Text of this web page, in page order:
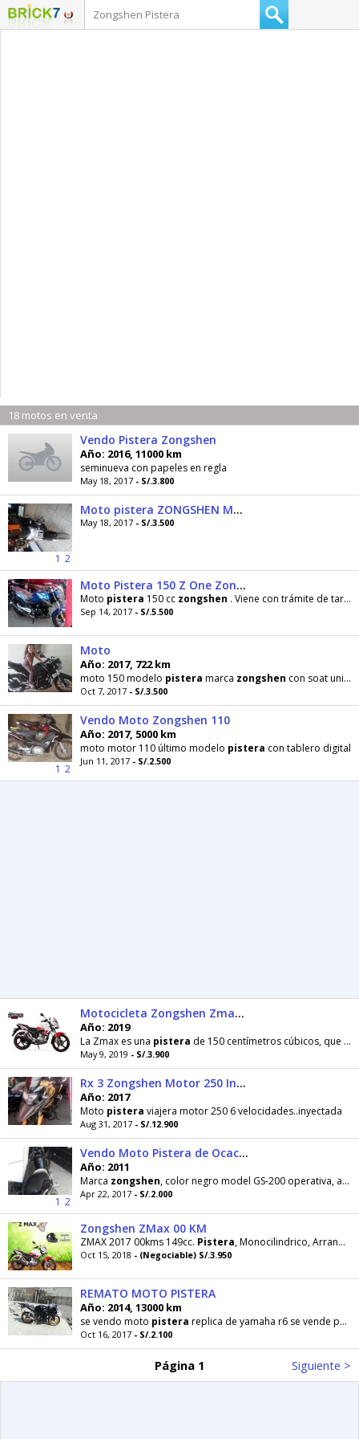
18 motos en venta
Vendo Pistera Zongshen
Año: 2016, 11000 km
seminueva con papeles en regla
May 18, 2017 - S/.3.800
1 2
Moto pistera ZONGSHEN MODELO Z-ONE
May 18, 2017 - S/.3.500
Moto Pistera 150 Z One Zongshen
Moto pistera 150 cc zongshen . Viene con trámite de tarjeta y placa un casco certificado .1 año
Sep 14, 2017 - S/.5.500
Moto
Año: 2017, 722 km
moto 150 modelo pistera marca zongshen con soat unico dueño
Oct 7, 2017 - S/.3.500
1 2
Vendo Moto Zongshen 110
Año: 2017, 5000 km
moto motor 110 último modelo pistera con tablero digital
Jun 11, 2017 - S/.2.500
Motocicleta Zongshen Zmax Moriwoki
Año: 2019
La Zmax es una pistera de 150 centímetros cúbicos, que gracias su compacto chasis y sus 13 caballos
May 9, 2019 - S/.3.900
Rx 3 Zongshen Motor 250 Inyectada
Año: 2017
Moto pistera viajera motor 250 6 velocidades..inyectada
Aug 31, 2017 - S/.12.900
1 2
Vendo Moto Pistera de Ocacion
Año: 2011
Marca zongshen, color negro model GS-200 operativa, acepto ofertas se encuentra en Piura, unico
Apr 22, 2017 - S/.2.000
Zongshen ZMax 00 KM
ZMAX 2017 00kms 149cc. Pistera, Monocilindrico, Arranque Eléctrico, 5 velocidades, Moderno escape
Oct 15, 2018 - (Negociable) S/.3.950
REMATO MOTO PISTERA
Año: 2014, 13000 km
se vendo moto pistera replica de yamaha r6 se vende por motivo económico. la moto esta parada hace
Oct 16, 2017 - S/.2.100
Página 1 Siguiente >